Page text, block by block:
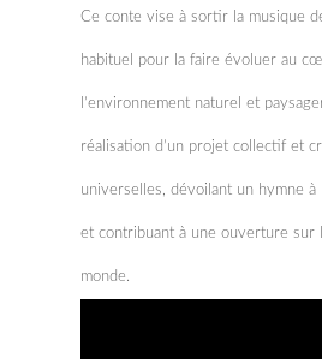
Ce conte vise à sortir la musique
habituel pour la faire évoluer au
l’environnement naturel et
réalisation d’un projet collectif et
universelles, dévoilant un hymne à
et contribuant à une ouverture sur
monde.